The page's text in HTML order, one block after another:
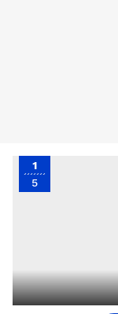
1
5